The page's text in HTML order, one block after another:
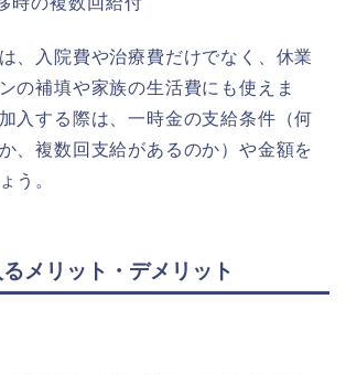
は、入院費や治療費だけでなく、休業
の補填や家族の生活費にも使えま
入する際は、一時金の支給条件（何
、複数回支給があるのか）や金額を
う。
メリット・デメリット